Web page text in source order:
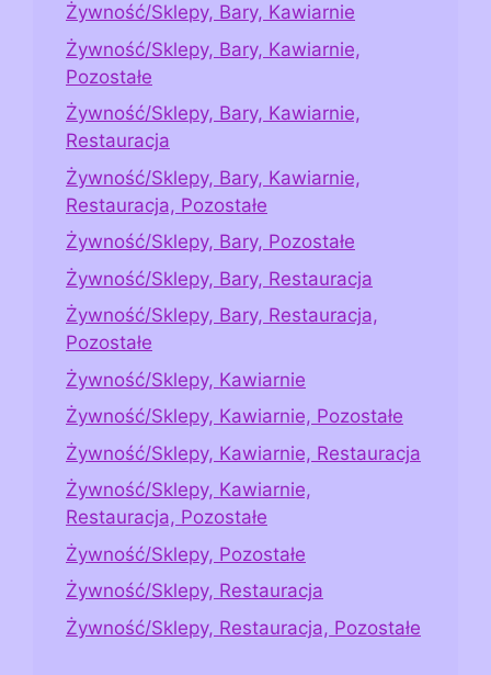
Żywność/Sklepy, Bary, Kawiarnie
Żywność/Sklepy, Bary, Kawiarnie,
Pozostałe
Żywność/Sklepy, Bary, Kawiarnie,
Restauracja
Żywność/Sklepy, Bary, Kawiarnie,
Restauracja, Pozostałe
Żywność/Sklepy, Bary, Pozostałe
Żywność/Sklepy, Bary, Restauracja
Żywność/Sklepy, Bary, Restauracja,
Pozostałe
Żywność/Sklepy, Kawiarnie
Żywność/Sklepy, Kawiarnie, Pozostałe
Żywność/Sklepy, Kawiarnie, Restauracja
Żywność/Sklepy, Kawiarnie,
Restauracja, Pozostałe
Żywność/Sklepy, Pozostałe
Żywność/Sklepy, Restauracja
Żywność/Sklepy, Restauracja, Pozostałe